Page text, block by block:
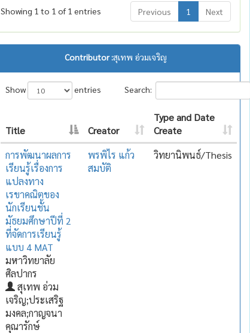
Showing 1 to 1 of 1 entries Previous 1 Next
Contributor :สุเทพ อ่วมเจริญ
Show entries Search:
Title Creator
Type and Date
Create
การพัฒนาผลการ
เรียนรู้เรื่องการ
แปลงทาง
เรขาคณิตของ
นักเรียนชั้น
มัธยมศึกษาปีที่ 2
ที่จัดการเรียนรู้
แบบ 4 MAT
มหาวิทยาลัย
ศิลปากร
สุเทพ อ่วม
เจริญ;ประเสริฐ
มงคล;กาญจนา
คุณารักษ์
พรพิไร แก้ว
สมบัติ
วิทยานิพนธ์/Thesis